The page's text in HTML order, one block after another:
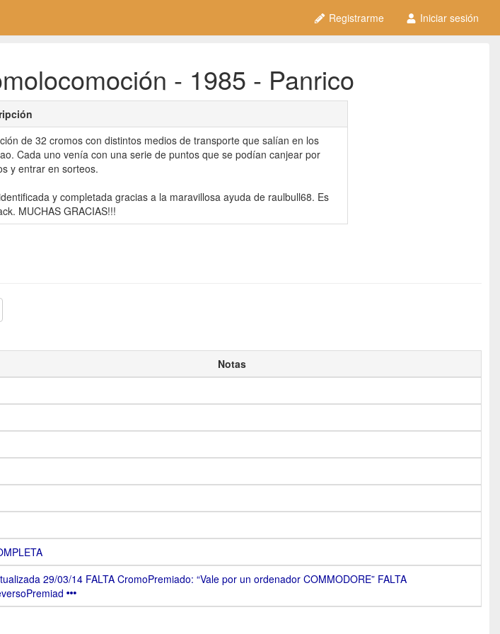
Registrarme Iniciar sesión
- 1985 - Panrico
de 32 cromos con distintos medios de transporte que salían en los
Cada uno venía con una serie de puntos que se podían canjear por
y entrar en sorteos.
y completada gracias a la maravillosa ayuda de raulbull68. Es
MUCHAS GRACIAS!!!
Notas
29/03/14 FALTA CromoPremiado: “Vale por un ordenador COMMODORE” FALTA